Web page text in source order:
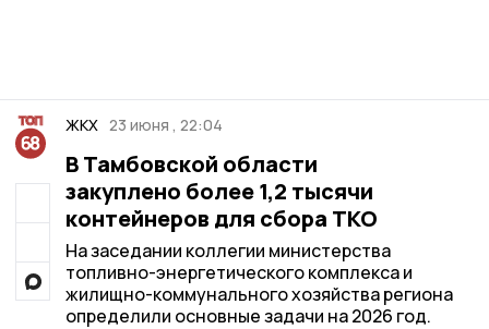
ЖКХ 23 июня , 22:04
В Тамбовской области
закуплено более 1,2 тысячи
контейнеров для сбора ТКО
На заседании коллегии министерства
топливно-энергетического комплекса и
жилищно-коммунального хозяйства региона
определили основные задачи на 2026 год.